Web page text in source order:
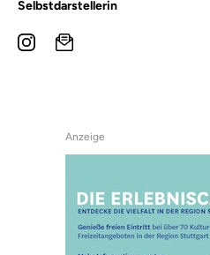
Selbstdarstellerin
Anzeige